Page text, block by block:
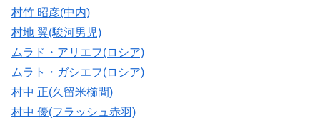
村竹 昭彦(中内)
村地 翼(駿河男児)
ムラド・アリエフ(ロシア)
ムラト・ガシエフ(ロシア)
村中 正(久留米櫛間)
村中 優(フラッシュ赤羽)